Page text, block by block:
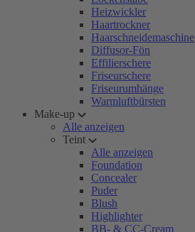
Heizwickler
Haartrockner
Haarschneidemaschine
Diffusor-Fön
Effilierschere
Friseurschere
Friseurumhänge
Warmluftbürsten
Make-up
Alle anzeigen
Teint
Alle anzeigen
Foundation
Concealer
Puder
Blush
Highlighter
BB- & CC-Cream